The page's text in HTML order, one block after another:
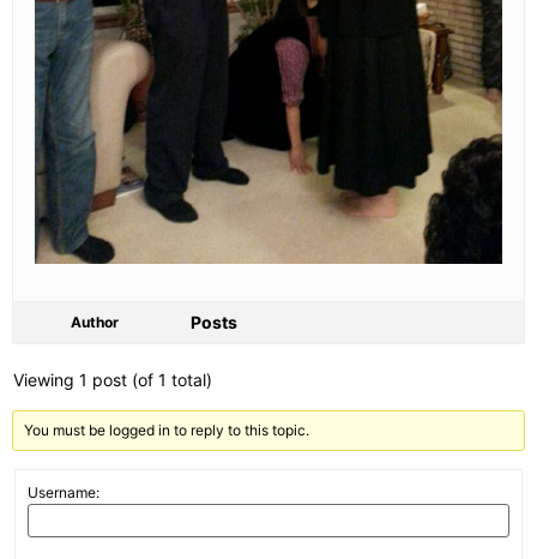
Author Posts
Viewing 1 post (of 1 total)
You must be logged in to reply to this topic.
Username: